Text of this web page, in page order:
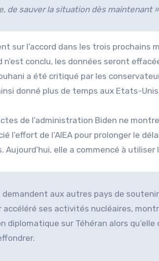
de sauver la situation dès maintenant »
sur l’accord dans les trois prochains
n’est conclu, les données seront
a été critiqué par les
donné plus de temps aux Etats-
de l’administration Biden ne
l’effort de l’AIEA pour prolonger le
elle a commencé à utiliser
aux autres pays de
accéléré ses activités nucléaires,
diplomatique sur Téhéran alors qu’elle